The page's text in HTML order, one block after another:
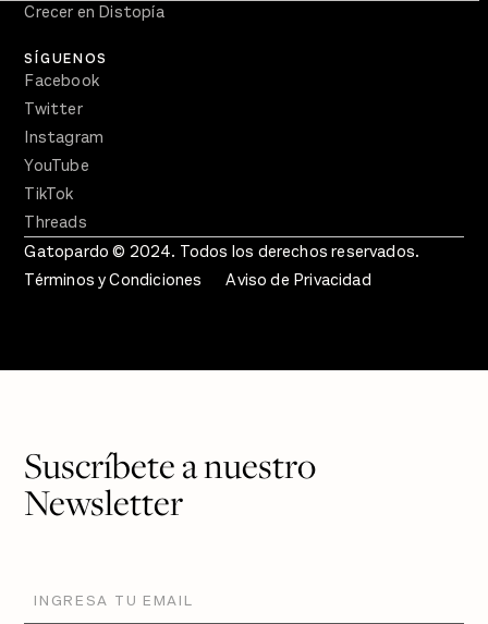
Crecer en Distopía
SÍGUENOS
Facebook
Twitter
Instagram
YouTube
TikTok
Threads
Gatopardo © 2024. Todos los derechos reservados.
Términos y Condiciones
Aviso de Privacidad
Suscríbete a nuestro
Newsletter